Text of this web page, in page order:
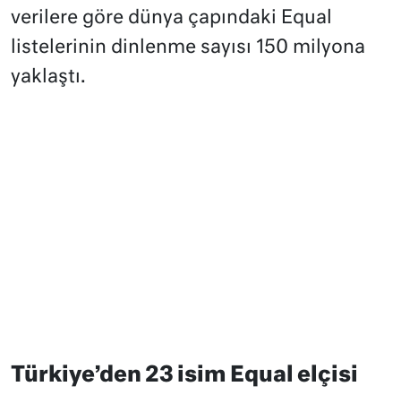
verilere göre dünya çapındaki Equal
listelerinin dinlenme sayısı 150 milyona
yaklaştı.
Türkiye’den 23 isim Equal elçisi